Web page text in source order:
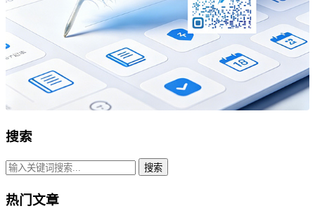
搜索
搜索
热门文章